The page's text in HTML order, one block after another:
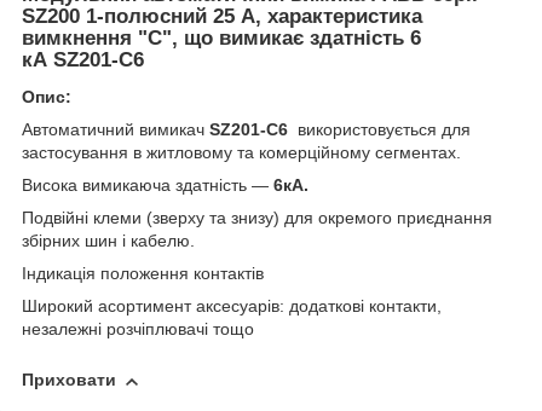
SZ200 1-полюсний 25 А, характеристика
вимкнення "С", що вимикає здатність 6
кА SZ201-C6
Опис:
Автоматичний вимикач SZ201-C6 використовується для
застосування в житловому та комерційному сегментах.
Висока вимикаюча здатність — 6кА.
Подвійні клеми (зверху та знизу) для окремого приєднання
збірних шин і кабелю.
Індикація положення контактів
Широкий асортимент аксесуарів: додаткові контакти,
незалежні розчіплювачі тощо
Приховати